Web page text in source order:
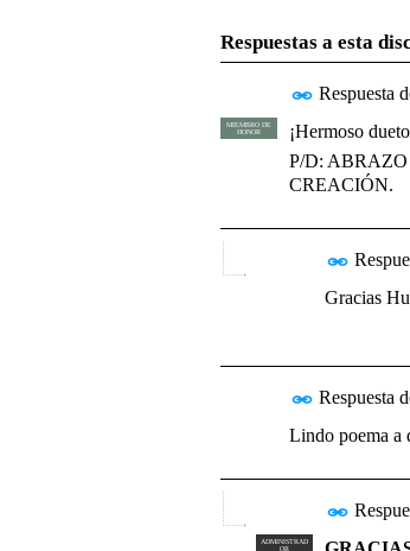
Respuestas a esta
MIEMBRO DE
HONOR
Respuesta
¡Hermoso
P/D:
CREACIÓN.
Gracias
Respuesta
Lindo poema a
ADMINISTRAD
OR